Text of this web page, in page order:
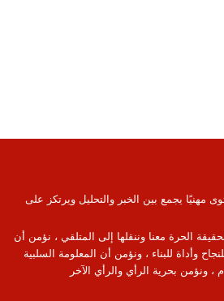
مهنيًا يجمع بين الخبر والتحليل ويرتكز على
الحرة معنا وننقلها إلى المتلقي ، نؤمن أن
وأداة للبناء ، ونؤمن أن المعلومة السلبية
ونؤمن بحرية الرأي والرأي الآخر